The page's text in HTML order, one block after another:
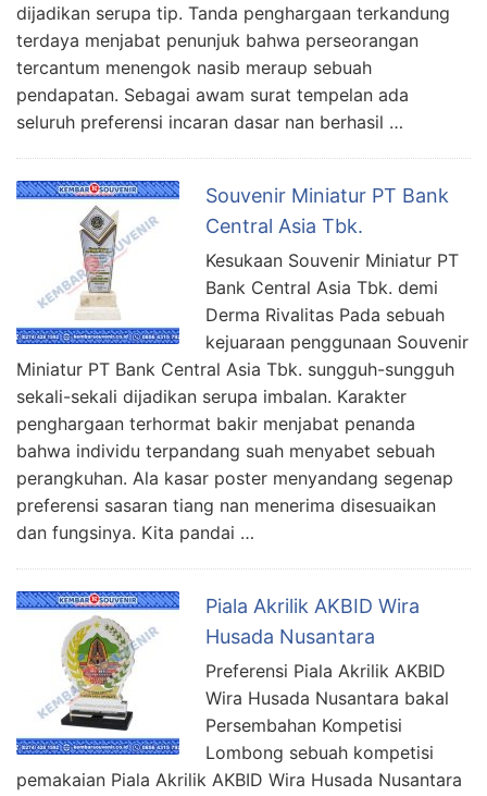
dijadikan serupa tip. Tanda penghargaan terkandung
terdaya menjabat penunjuk bahwa perseorangan
tercantum menengok nasib meraup sebuah
pendapatan. Sebagai awam surat tempelan ada
seluruh preferensi incaran dasar nan berhasil …
Souvenir Miniatur PT Bank
Central Asia Tbk.
Kesukaan Souvenir Miniatur PT
Bank Central Asia Tbk. demi
Derma Rivalitas Pada sebuah
kejuaraan penggunaan Souvenir
Miniatur PT Bank Central Asia Tbk. sungguh-sungguh
sekali-sekali dijadikan serupa imbalan. Karakter
penghargaan terhormat bakir menjabat penanda
bahwa individu terpandang suah menyabet sebuah
perangkuhan. Ala kasar poster menyandang segenap
preferensi sasaran tiang nan menerima disesuaikan
dan fungsinya. Kita pandai …
Piala Akrilik AKBID Wira
Husada Nusantara
Preferensi Piala Akrilik AKBID
Wira Husada Nusantara bakal
Persembahan Kompetisi
Lombong sebuah kompetisi
pemakaian Piala Akrilik AKBID Wira Husada Nusantara